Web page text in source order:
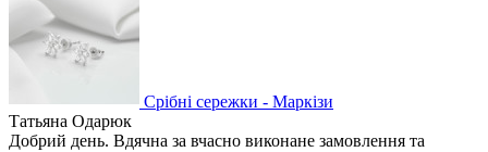
Срібні сережки - Маркізи
Татьяна Одарюк
Добрий день. Вдячна за вчасно виконане замовлення та